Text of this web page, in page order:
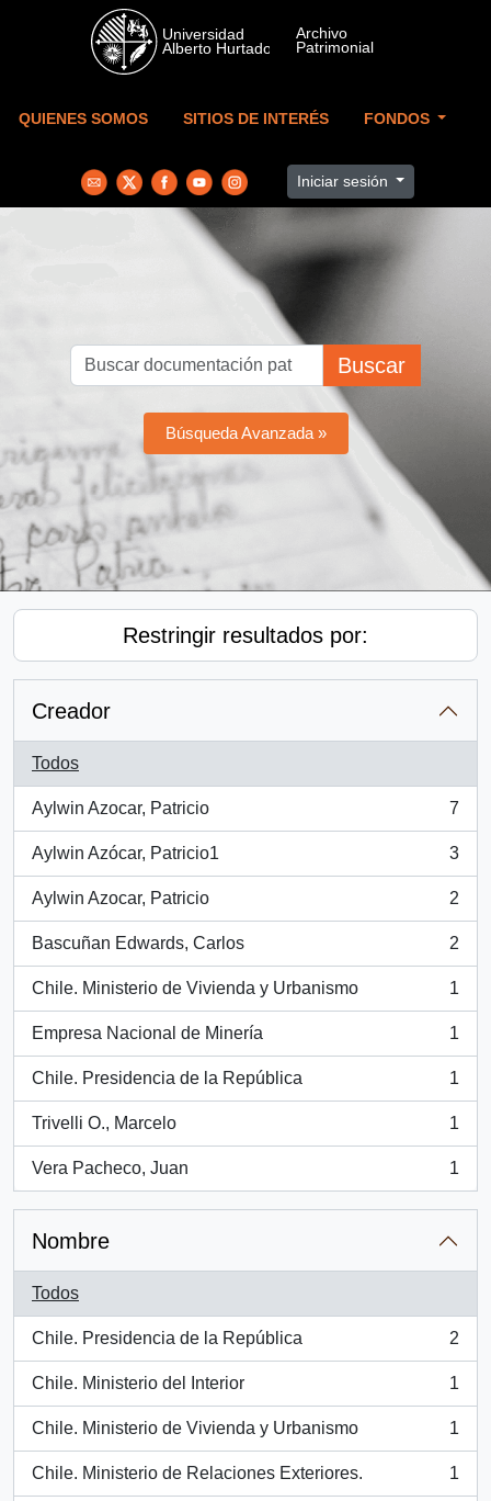
Skip to main content
QUIENES SOMOS SITIOS DE INTERÉS FONDOS
Iniciar sesión
Buscar
Búsqueda Avanzada »
Restringir resultados por:
Creador
Todos
Aylwin Azocar, Patricio
, 7 resultados
7
Aylwin Azócar, Patricio1
, 3 resultados
3
Aylwin Azocar, Patricio
, 2 resultados
2
Bascuñan Edwards, Carlos
, 2 resultados
2
Chile. Ministerio de Vivienda y Urbanismo
, 1 resultados
1
Empresa Nacional de Minería
, 1 resultados
1
Chile. Presidencia de la República
, 1 resultados
1
Trivelli O., Marcelo
, 1 resultados
1
Vera Pacheco, Juan
, 1 resultados
1
Nombre
Todos
Chile. Presidencia de la República
, 2 resultados
2
Chile. Ministerio del Interior
, 1 resultados
1
Chile. Ministerio de Vivienda y Urbanismo
, 1 resultados
1
Chile. Ministerio de Relaciones Exteriores.
, 1 resultados
1